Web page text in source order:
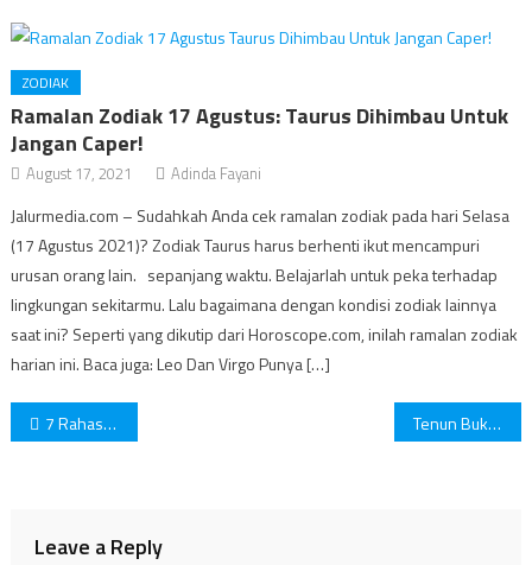
ZODIAK
Ramalan Zodiak 17 Agustus: Taurus Dihimbau Untuk
Jangan Caper!
August 17, 2021 Adinda Fayani
Jalurmedia.com – Sudahkah Anda cek ramalan zodiak pada hari Selasa
(17 Agustus 2021)? Zodiak Taurus harus berhenti ikut mencampuri
urusan orang lain. sepanjang waktu. Belajarlah untuk peka terhadap
lingkungan sekitarmu. Lalu bagaimana dengan kondisi zodiak lainnya
saat ini? Seperti yang dikutip dari Horoscope.com, inilah ramalan zodiak
harian ini. Baca juga: Leo Dan Virgo Punya […]
Post
7 Rahasia Tampil Trendi di Usia 60 Tahun Tanpa Kehilangan Kesan Elegan Tenun Bukan Sekadar Kain, Ia Menjaga Budaya dan Menghidupi Banyak Keluarga
Leave a Reply